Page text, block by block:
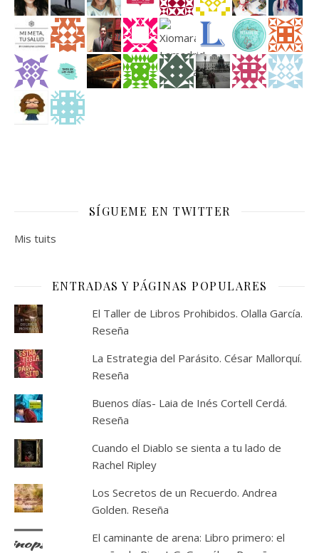
SÍGUEME EN TWITTER
Mis tuits
ENTRADAS Y PÁGINAS POPULARES
El Taller de Libros Prohibidos. Olalla García.
Reseña
La Estrategia del Parásito. César Mallorquí.
Reseña
Buenos días- Laia de Inés Cortell Cerdá.
Reseña
Cuando el Diablo se sienta a tu lado de
Rachel Ripley
Los Secretos de un Recuerdo. Andrea
Golden. Reseña
El caminante de arena: Libro primero: el